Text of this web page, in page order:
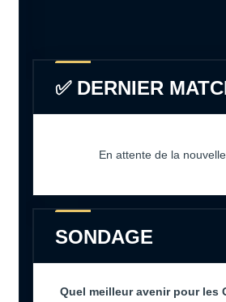
✅ DERNIER
En attente de la nouvelle
SONDAGE
Quel meilleur avenir pour les